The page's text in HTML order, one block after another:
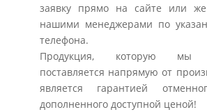
заявку прямо на сайте или же
нашими менеджерами по
телефона.
Продукция, которую мы
поставляется напрямую от
является гарантией
дополненного доступной ценой!